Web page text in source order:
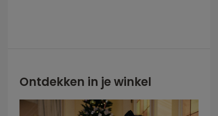
Ontdekken in je winkel